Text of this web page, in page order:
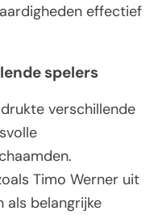
effectief
spelers
verschillende
Timo Werner uit
als belangrijke